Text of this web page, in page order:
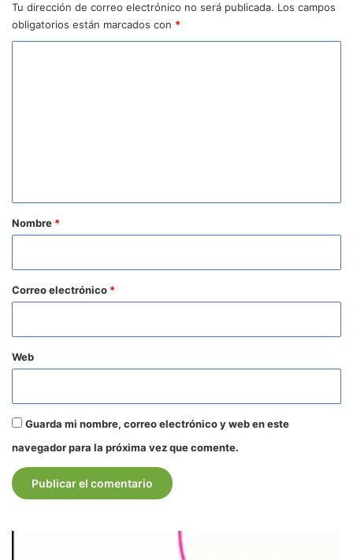
Tu dirección de correo electrónico no será publicada. Los campos
obligatorios están marcados con *
r
o
*
Nombre *
Correo electrónico *
Web
Guarda mi nombre, correo electrónico y web en este
navegador para la próxima vez que comente.